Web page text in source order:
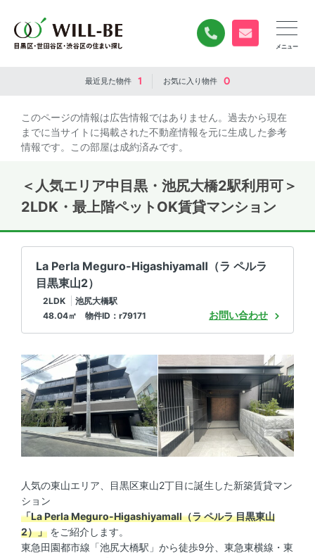
0120-840-834
無料お問い合
最近見た物件 1 お気に入り物件 0
このページの情報は広告情報ではありません。過去から現在
までに当サイトに掲載された不動産情報を元に生成した参考
情報です。この部屋は成約済みです。
＜人気エリア中目黒・池尻大橋2駅利用可＞
2LDK・最上階ペットOK賃貸マンション
La Perla Meguro-HigashiyamaⅡ（ラ ペルラ
目黒東山2）
2LDK
池尻大橋駅
48.04㎡ 物件ID：r79171
お問い合わせ
人気の東山エリア、目黒区東山2丁目に誕生した新築賃貸マン
ション
「La Perla Meguro-Higashiyamall（ラ ペルラ 目黒東山
2）」 をご紹介します。
東急田園都市線「池尻大橋駅」から徒歩9分、東急東横線・東